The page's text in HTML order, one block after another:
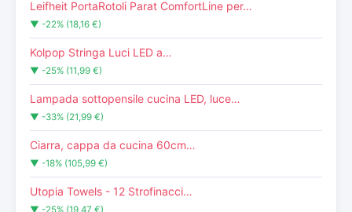
Leifheit PortaRotoli Parat ComfortLine per…
▼ -22% (18,16 €)
Kolpop Stringa Luci LED a…
▼ -25% (11,99 €)
Lampada sottopensile cucina LED, luce…
▼ -33% (21,99 €)
Ciarra, cappa da cucina 60cm…
▼ -18% (105,99 €)
Utopia Towels - 12 Strofinacci…
▼ -25% (19,47 €)